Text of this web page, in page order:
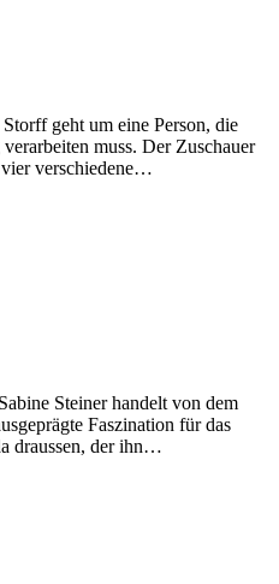
geht um eine Person, die
muss. Der Zuschauer
verschiedene…
Steiner handelt von dem
Faszination für das
draussen, der ihn…